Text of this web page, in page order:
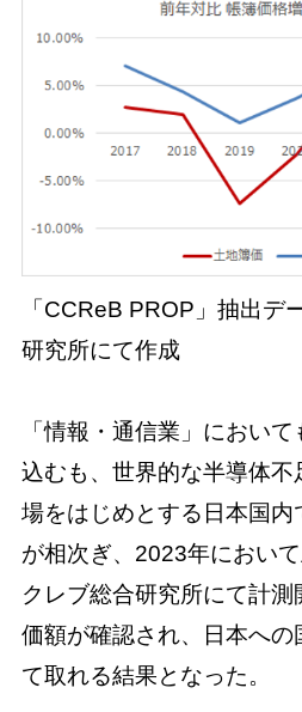
「CCReB PROP」抽出デ
研究所にて作成
「情報・通信業」におい
込むも、世界的な半導体不
場をはじめとする日本国内
が相次ぎ、2023年におい
クレブ総合研究所にて計
価額が確認され、日本への
て取れる結果となった。